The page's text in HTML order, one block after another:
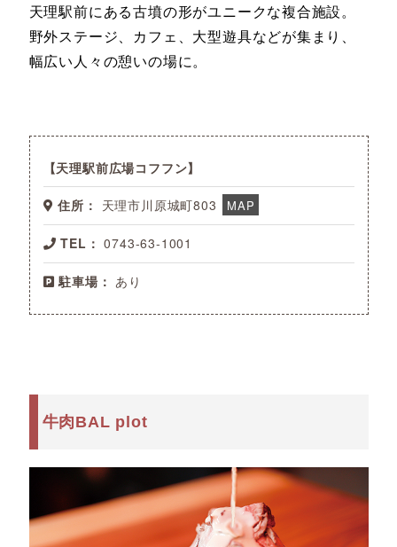
天理駅前にある古墳の形がユニークな複合施設。
野外ステージ、カフェ、大型遊具などが集まり、
幅広い人々の憩いの場に。
天理駅前広場コフフン
住所： 天理市川原城町803 MAP
TEL： 0743-63-1001
駐車場： あり
牛肉BAL plot